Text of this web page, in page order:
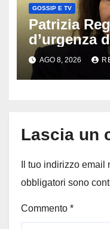
GOSSIP E TV
Patrizia
d’urgenza
vacanza:
Lady Gucci
AGO 8, 2026
Lascia un
Il tuo indirizzo
obbligatori sono
Commento *